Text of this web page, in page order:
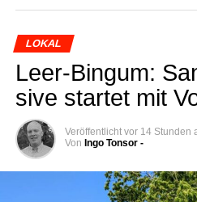
LOKAL
Leer-Bin­gum:
si­ve star­tet mit
Veröffentlicht vor 14 Stunden
Von Ingo Tonsor -